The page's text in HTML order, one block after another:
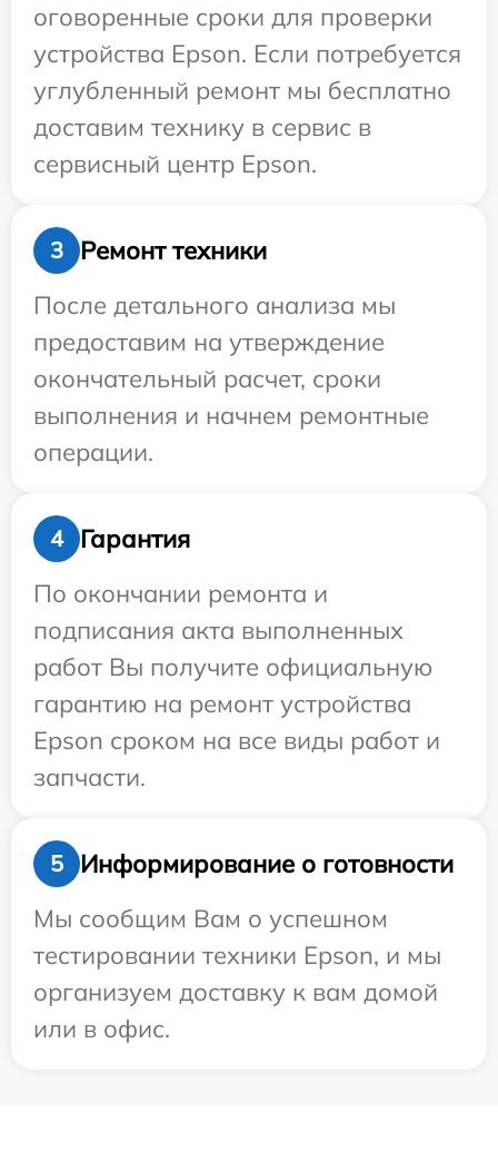
оговоренные сроки для проверки
устройства Epson. Если потребуется
углубленный ремонт мы бесплатно
доставим технику в сервис в
сервисный центр Epson.
3
Ремонт техники
После детального анализа мы
предоставим на утверждение
окончательный расчет, сроки
выполнения и начнем ремонтные
операции.
4
Гарантия
По окончании ремонта и
подписания акта выполненных
работ Вы получите официальную
гарантию на ремонт устройства
Epson сроком на все виды работ и
запчасти.
5
Информирование о готовности
Мы сообщим Вам о успешном
тестировании техники Epson, и мы
организуем доставку к вам домой
или в офис.